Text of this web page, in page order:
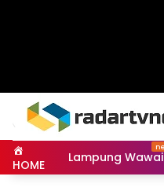
HOME Lampung Wawai